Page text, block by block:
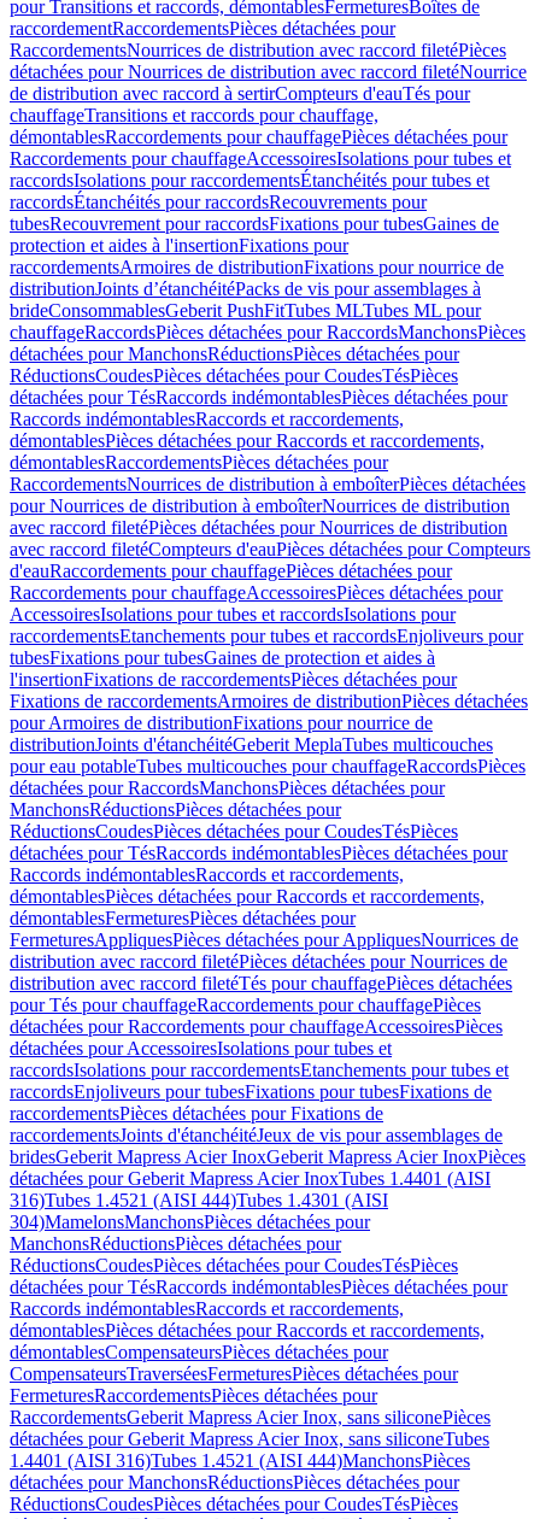
pour Transitions et raccords, démontablesFermeturesBoîtes de
raccordementRaccordementsPièces détachées pour
RaccordementsNourrices de distribution avec raccord filetéPièces
détachées pour Nourrices de distribution avec raccord filetéNourrice
de distribution avec raccord à sertirCompteurs d'eauTés pour
chauffageTransitions et raccords pour chauffage,
démontablesRaccordements pour chauffagePièces détachées pour
Raccordements pour chauffageAccessoiresIsolations pour tubes et
raccordsIsolations pour raccordementsÉtanchéités pour tubes et
raccordsÉtanchéités pour raccordsRecouvrements pour
tubesRecouvrement pour raccordsFixations pour tubesGaines de
protection et aides à l'insertionFixations pour
raccordementsArmoires de distributionFixations pour nourrice de
distributionJoints d’étanchéitéPacks de vis pour assemblages à
brideConsommablesGeberit PushFitTubes MLTubes ML pour
chauffageRaccordsPièces détachées pour RaccordsManchonsPièces
détachées pour ManchonsRéductionsPièces détachées pour
RéductionsCoudesPièces détachées pour CoudesTésPièces
détachées pour TésRaccords indémontablesPièces détachées pour
Raccords indémontablesRaccords et raccordements,
démontablesPièces détachées pour Raccords et raccordements,
démontablesRaccordementsPièces détachées pour
RaccordementsNourrices de distribution à emboîterPièces détachées
pour Nourrices de distribution à emboîterNourrices de distribution
avec raccord filetéPièces détachées pour Nourrices de distribution
avec raccord filetéCompteurs d'eauPièces détachées pour Compteurs
d'eauRaccordements pour chauffagePièces détachées pour
Raccordements pour chauffageAccessoiresPièces détachées pour
AccessoiresIsolations pour tubes et raccordsIsolations pour
raccordementsEtanchements pour tubes et raccordsEnjoliveurs pour
tubesFixations pour tubesGaines de protection et aides à
l'insertionFixations de raccordementsPièces détachées pour
Fixations de raccordementsArmoires de distributionPièces détachées
pour Armoires de distributionFixations pour nourrice de
distributionJoints d'étanchéitéGeberit MeplaTubes multicouches
pour eau potableTubes multicouches pour chauffageRaccordsPièces
détachées pour RaccordsManchonsPièces détachées pour
ManchonsRéductionsPièces détachées pour
RéductionsCoudesPièces détachées pour CoudesTésPièces
détachées pour TésRaccords indémontablesPièces détachées pour
Raccords indémontablesRaccords et raccordements,
démontablesPièces détachées pour Raccords et raccordements,
démontablesFermeturesPièces détachées pour
FermeturesAppliquesPièces détachées pour AppliquesNourrices de
distribution avec raccord filetéPièces détachées pour Nourrices de
distribution avec raccord filetéTés pour chauffagePièces détachées
pour Tés pour chauffageRaccordements pour chauffagePièces
détachées pour Raccordements pour chauffageAccessoiresPièces
détachées pour AccessoiresIsolations pour tubes et
raccordsIsolations pour raccordementsEtanchements pour tubes et
raccordsEnjoliveurs pour tubesFixations pour tubesFixations de
raccordementsPièces détachées pour Fixations de
raccordementsJoints d'étanchéitéJeux de vis pour assemblages de
bridesGeberit Mapress Acier InoxGeberit Mapress Acier InoxPièces
détachées pour Geberit Mapress Acier InoxTubes 1.4401 (AISI
316)Tubes 1.4521 (AISI 444)Tubes 1.4301 (AISI
304)MamelonsManchonsPièces détachées pour
ManchonsRéductionsPièces détachées pour
RéductionsCoudesPièces détachées pour CoudesTésPièces
détachées pour TésRaccords indémontablesPièces détachées pour
Raccords indémontablesRaccords et raccordements,
démontablesPièces détachées pour Raccords et raccordements,
démontablesCompensateursPièces détachées pour
CompensateursTraverséesFermeturesPièces détachées pour
FermeturesRaccordementsPièces détachées pour
RaccordementsGeberit Mapress Acier Inox, sans siliconePièces
détachées pour Geberit Mapress Acier Inox, sans siliconeTubes
1.4401 (AISI 316)Tubes 1.4521 (AISI 444)ManchonsPièces
détachées pour ManchonsRéductionsPièces détachées pour
RéductionsCoudesPièces détachées pour CoudesTésPièces